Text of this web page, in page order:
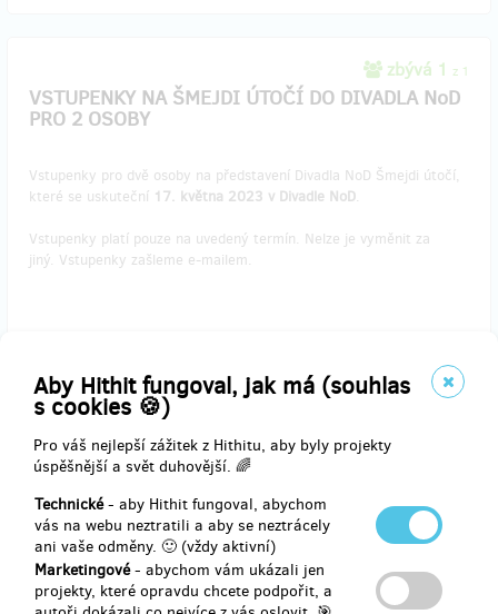
Aby Hithit fungoval, jak má (souhlas
s cookies 🍪)
Pro váš nejlepší zážitek z Hithitu, aby byly projekty
úspěšnější a svět duhovější. 🌈
Technické- aby Hithit fungoval, abychom
vás na webu neztratili a aby se neztrácely
ani vaše odměny. 🙂 (vždy aktivní)
Marketingové- abychom vám ukázali jen
projekty, které opravdu chcete podpořit, a
zbývá 1 z 1
VSTUPENKY NA ŠMEJDI ÚTOČÍ DO DIVADLA NoD
PRO 2 OSOBY
Vstupenky pro dvě osoby na představení Divadla NoD Šmejdi útočí,
které se uskuteční 17. května 2023 v Divadle NoD.
Vstupenky platí pouze na uvedený termín. Nelze je vyměnit za
jiný. Vstupenky zašleme e-mailem.
1 500 Kč
VSTUPENKY NA UNDERGROUND COMEDY CLUB
DO DIVADLA NoD PRO 2 OSOBY
Vstupenky pro dvě osoby na show Undergroung Comedy Club, která
se uskuteční18. května 2023 v Divadle NoD .